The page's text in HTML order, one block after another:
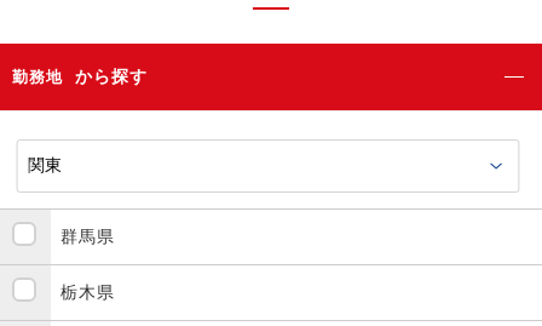
勤務地 から探す
群馬県
栃木県